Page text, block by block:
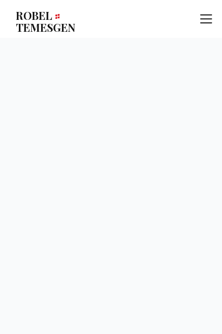
ROBEL ።
TEMESGEN